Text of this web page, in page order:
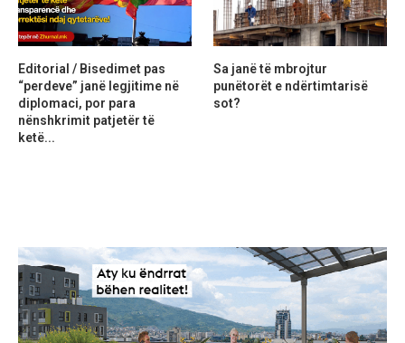
Editorial / Bisedimet pas
“perdeve” janë legjitime në
diplomaci, por para
nënshkrimit patjetër të
ketë...
Sa janë të mbrojtur
punëtorët e ndërtimtarisë
sot?